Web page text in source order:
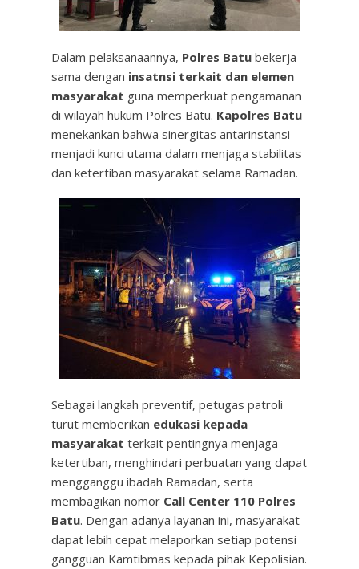
Dalam pelaksanaannya, Polres Batu bekerja
sama dengan insatnsi terkait dan elemen
masyarakat guna memperkuat pengamanan
di wilayah hukum Polres Batu. Kapolres Batu
menekankan bahwa sinergitas antarinstansi
menjadi kunci utama dalam menjaga stabilitas
dan ketertiban masyarakat selama Ramadan.
Sebagai langkah preventif, petugas patroli
turut memberikan edukasi kepada
masyarakat terkait pentingnya menjaga
ketertiban, menghindari perbuatan yang dapat
mengganggu ibadah Ramadan, serta
membagikan nomor Call Center 110 Polres
Batu. Dengan adanya layanan ini, masyarakat
dapat lebih cepat melaporkan setiap potensi
gangguan Kamtibmas kepada pihak Kepolisian.